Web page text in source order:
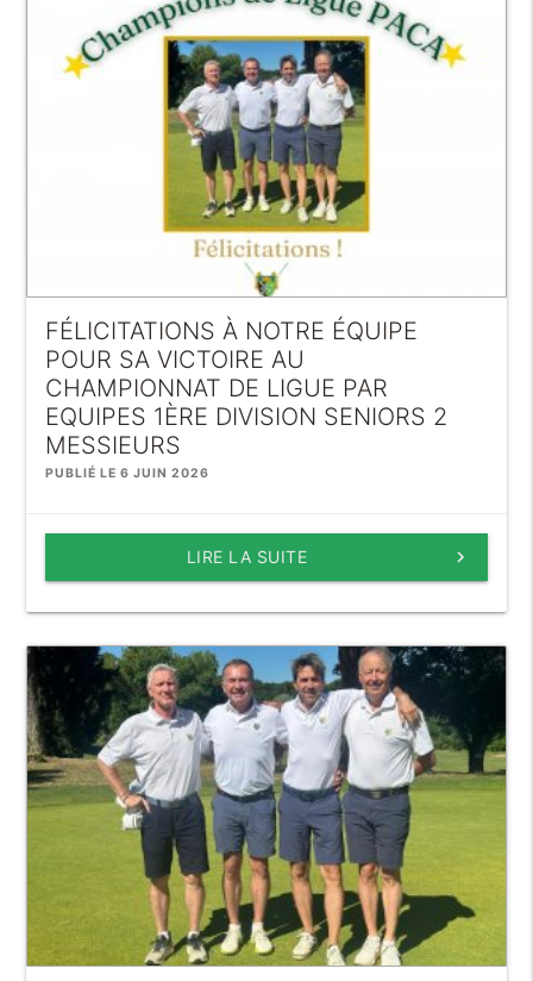
FÉLICITATIONS À NOTRE ÉQUIPE
POUR SA VICTOIRE AU
CHAMPIONNAT DE LIGUE PAR
EQUIPES 1ÈRE DIVISION SENIORS 2
MESSIEURS
PUBLIÉ LE 6 JUIN 2026
keyboard_arrow_right
LIRE LA SUITE